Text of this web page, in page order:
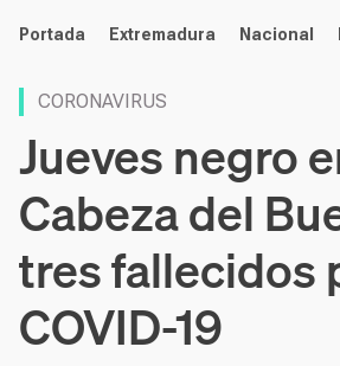
noticias
Portada Extremadura Nacional
CORONAVIRUS
Jueves negro
Cabeza del
tres fallecidos
COVID-19